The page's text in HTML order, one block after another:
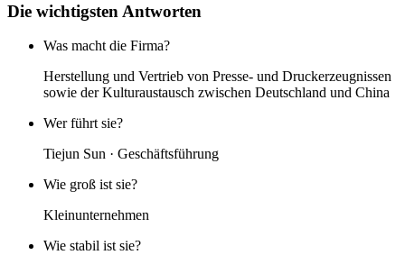
Die wichtigsten Antworten
Was macht die Firma?
Herstellung und Vertrieb von Presse- und Druckerzeugnissen
sowie der Kulturaustausch zwischen Deutschland und China
Wer führt sie?
Tiejun Sun · Geschäftsführung
Wie groß ist sie?
Kleinunternehmen
Wie stabil ist sie?